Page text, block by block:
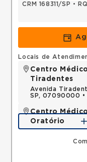
CRM 168311/SP •
Locais de
Centro
Tiradentes
Avenida
SP, 07090000 •
Centro
Oratório
Rua do Oratorio,